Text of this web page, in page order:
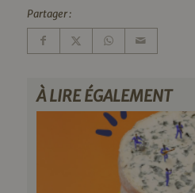
Partager :
À LIRE ÉGALEMENT